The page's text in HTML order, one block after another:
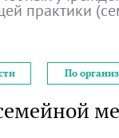
практики
По